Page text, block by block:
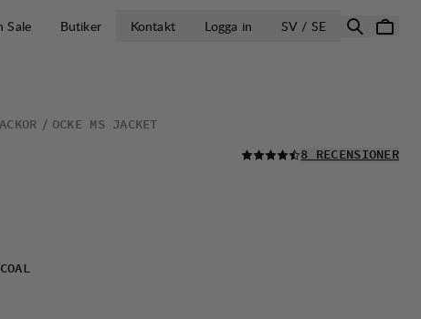
Sale Butiker Kontakt Logga in SV / SEÖPPNA VÄLJ
OCKE MS JACKET
LÄS ALLA
8 RECENSIONER